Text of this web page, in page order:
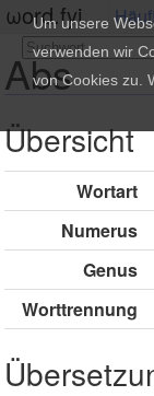
ωord.fyi
Abs
Übersicht
Wortart
Numerus
Genus
Worttrennung
Um unsere
verwenden wir
von Cookies zu.